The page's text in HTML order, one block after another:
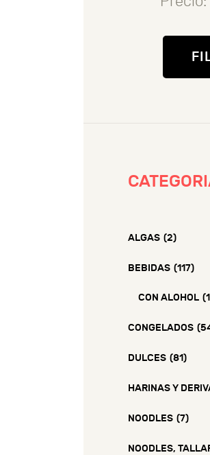
ALGAS (2)
BEBIDAS (117)
CON ALOHOL
CONGELADOS
DULCES (81)
HARINAS Y
NOODLES (7)
NOODLES,